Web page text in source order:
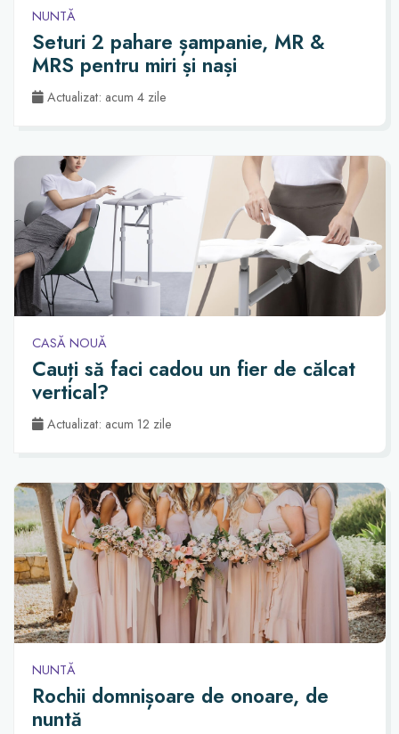
NUNTĂ
Seturi 2 pahare șampanie, MR &
MRS pentru miri și nași
Actualizat: acum 4 zile
CASĂ NOUĂ
Cauți să faci cadou un fier de călcat
vertical?
Actualizat: acum 12 zile
NUNTĂ
Rochii domnișoare de onoare, de
nuntă